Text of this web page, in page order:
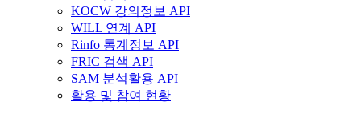
KOCW 강의정보 API
WILL 연계 API
Rinfo 통계정보 API
FRIC 검색 API
SAM 분석활용 API
활용 및 참여 현황